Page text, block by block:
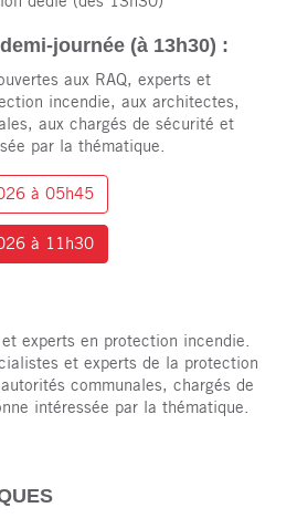
journée (à 13h30) :
aux RAQ, experts et
incendie, aux architectes,
aux chargés de sécurité et
par la thématique.
à 05h45
à 11h30
experts en protection incendie.
et experts de la protection
communales, chargés de
intéressée par la thématique.